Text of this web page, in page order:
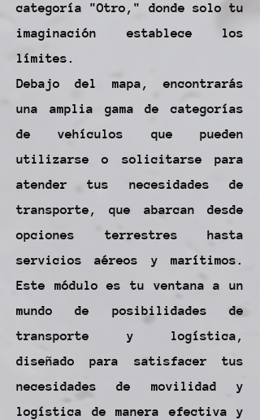
categoría "Otro," donde solo tu
imaginación establece los
límites.
Debajo del mapa, encontrarás
una amplia gama de categorías
de vehículos que pueden
utilizarse o solicitarse para
atender tus necesidades de
transporte, que abarcan desde
opciones terrestres hasta
servicios aéreos y marítimos.
Este módulo es tu ventana a un
mundo de posibilidades de
transporte y logística,
diseñado para satisfacer tus
necesidades de movilidad y
logística de manera efectiva y